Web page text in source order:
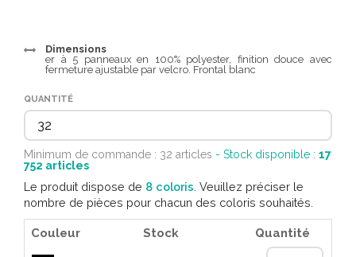
Dimensions
er à 5 panneaux en 100% polyester, finition douce avec
fermeture ajustable par velcro. Frontal blanc
QUANTITÉ
Minimum de commande : 32 articles - Stock disponible : 17
752 articles
Le produit dispose de 8 coloris . Veuillez préciser le
nombre de pièces pour chacun des coloris souhaités.
Couleur Stock Quantité